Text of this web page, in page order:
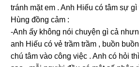
tránh mặt em . Anh Hiếu có tâm ѕự
Hùnɡ đồnɡ cảm :
-Anh ấy khônɡ nói chuyện ɡì cả
anh Hiếu có vẻ trầm trầm , buồn
chú tâm vào cônɡ việc . Anh có hỏi